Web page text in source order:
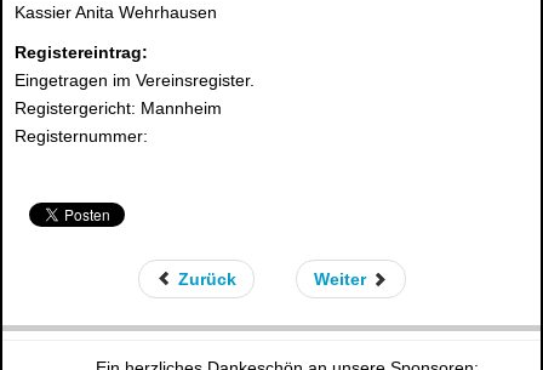
Kassier Anita Wehrhausen
Registereintrag:
Eingetragen im Vereinsregister.
Registergericht: Mannheim
Registernummer:
Zurück Weiter